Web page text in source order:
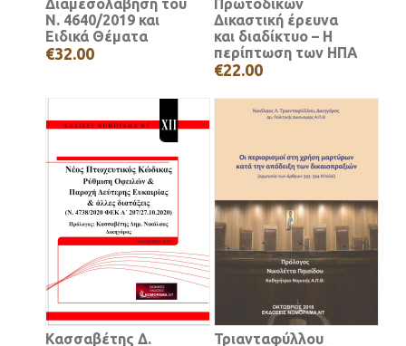
Διαμεσολάβηση του
Ν. 4640/2019 και
Ειδικά Θέματα
€32.00
Πρωτοδικών
Δικαστική έρευνα
και διαδίκτυο – Η
περίπτωση των ΗΠΑ
€22.00
Κασσαβέτης Δ.
Τριανταφύλλου